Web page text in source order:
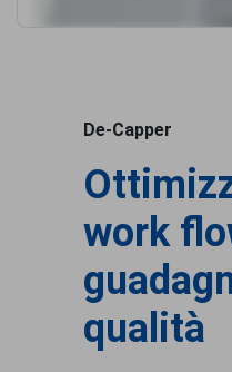
De-Capper
work
qualità